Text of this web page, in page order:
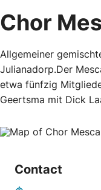
Chor
Allgemeiner
Julianadorp.Der
etwa fünfzig
Geertsma mit Dick
Contact